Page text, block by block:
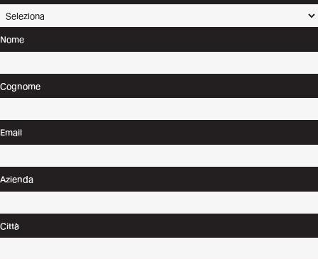
Nome
Cognome
Email
Azienda
Città